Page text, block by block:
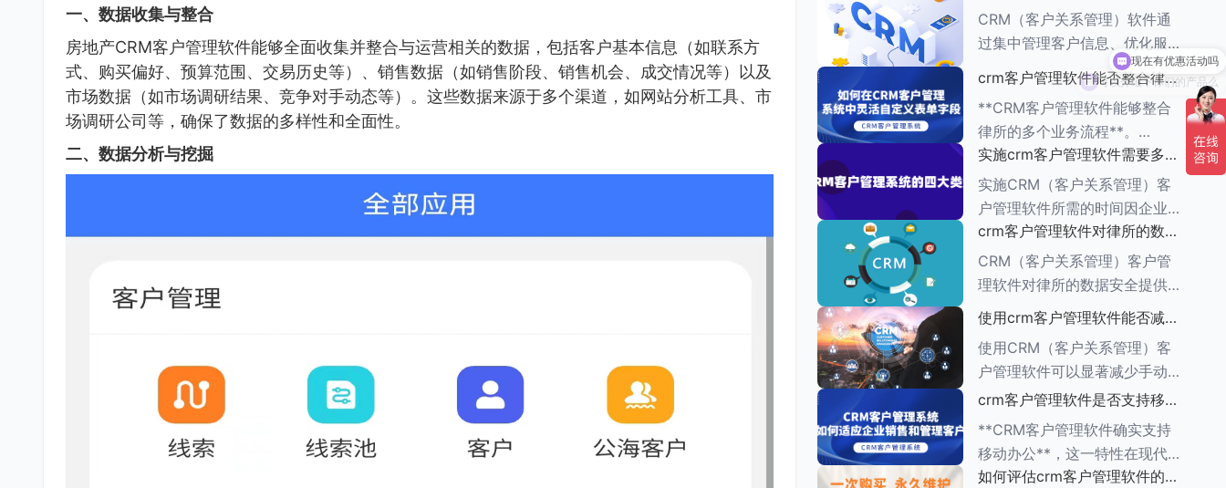
一、数据收集与整合
房地产CRM客户管理软件能够全面收集并整合与运营相关的数据，包括客户基本信息（如联系方
式、购买偏好、预算范围、交易历史等）、销售数据（如销售阶段、销售机会、成交情况等）以及
市场数据（如市场调研结果、竞争对手动态等）。这些数据来源于多个渠道，如网站分析工具、市
场调研公司等，确保了数据的多样性和全面性。
二、数据分析与挖掘
客户信息管理
满意度
CRM（客户关系管理）软件通
过集中管理客户信息、优化服务
流程、提供个性化服务等多种方
式，能够有效提高客户满意度。
以下是一些具体的方法： ###
一、集中管理客户信息 CRM软
件
crm客户管理软件能否整合律所
的多个业务流程
**CRM客户管理软件能够整合
律所的多个业务流程**。
CRM（客户关系管理）管理软
件的功能多种多样，旨在帮助企
业有效管理与客户之间的互动，
增强客户满意度，提升销售业
绩。以下是对CR
实施crm客户管理软件需要多长
时间
实施CRM（客户关系管理）客
户管理软件所需的时间因企业的
具体需求、系统复杂程度、企业
规模以及资源分配情况而异。一
般来说，整个实施周期可以分为
也有所不同。
crm客户管理软件对律所的数据
安全有何保障措施
CRM（客户关系管理）客户管
理软件对律所的数据安全提供了
一系列保障措施，这些措施旨在
和可用性。以下是一些关键的保
障措施： ###数据加密与存储
安全
使用crm客户管理软件能否减少
手动输入数据的工作量
使用CRM（客户关系管理）客
户管理软件可以显著减少手动输
入数据的工作量，原因如下：
1.**自动化数据收集**： -CRM
系统通常具有自动化数据捕获功
能，能够从多个来源
crm客户管理软件是否支持移动
办公
**CRM客户管理软件确实支持
移动办公**，这一特性在现代企
业管理中具有重要意义。以下是
如何评估crm客户管理软件的投
可以介绍下你们的产品么